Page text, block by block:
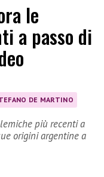
le
a passo di
DE MARTINO
più recenti a
origini argentine a